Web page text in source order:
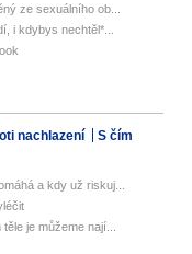
ze sexuálního ob...
i kdybys nechtěl*...
nachlazení
S čím
a kdy už riskuj...
je můžeme nají...